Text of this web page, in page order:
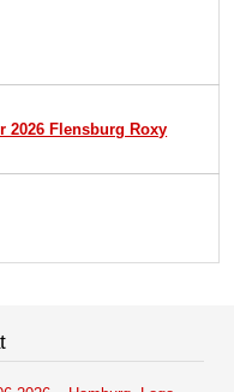
2026 Flensburg Roxy